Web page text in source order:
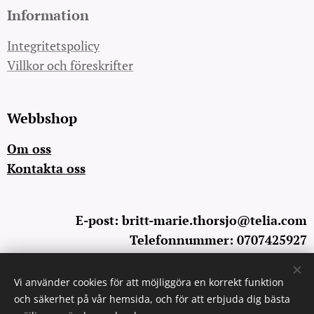
Information
Integritetspolicy
Villkor och föreskrifter
Webbshop
Om oss
Kontakta oss
E-post: britt-marie.thorsjo@telia.com
Telefonnummer: 0707425927
Cookies
Vi använder cookies för att möjliggöra en korrekt funktion
och säkerhet på vår hemsida, och för att erbjuda dig bästa